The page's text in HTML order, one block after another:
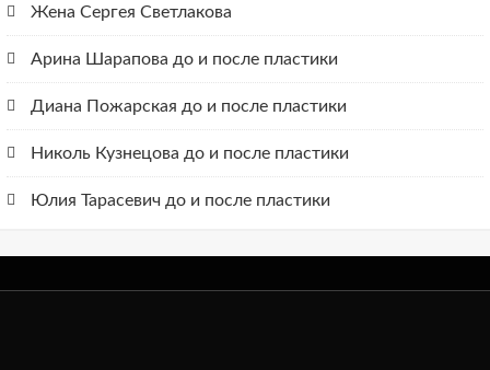
Жена Сергея Светлакова
Арина Шарапова до и после пластики
Диана Пожарская до и после пластики
Николь Кузнецова до и после пластики
Юлия Тарасевич до и после пластики